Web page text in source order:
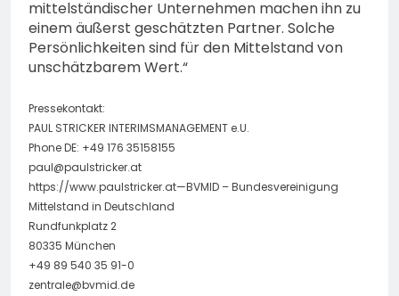
mittelständischer Unternehmen machen ihn zu
einem äußerst geschätzten Partner. Solche
Persönlichkeiten sind für den Mittelstand von
unschätzbarem Wert.“
Pressekontakt:
PAUL STRICKER INTERIMSMANAGEMENT e.U.
Phone DE: +49 176 35158155
paul@paulstricker.at
https://www.paulstricker.at—BVMID – Bundesvereinigung
Mittelstand in Deutschland
Rundfunkplatz 2
80335 München
+49 89 540 35 91-0
zentrale@bvmid.de